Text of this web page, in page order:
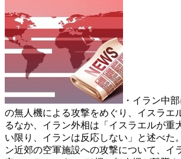
・イラン中
の無人機による攻撃をめぐり、イスラエ
るなか、イラン外相は「イスラエルが重
い限り、イランは反応しない」と述べた
ン近郊の空軍施設への攻撃について、イ